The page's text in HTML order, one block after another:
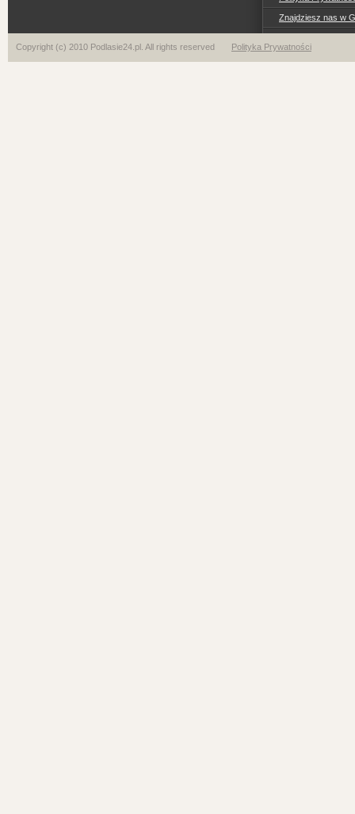
Znajdziesz nas w
Copyright (c) 2010 Podlasie24.pl. All rights reserved Polityka Prywatności